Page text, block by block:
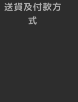
送貨及付款方
式